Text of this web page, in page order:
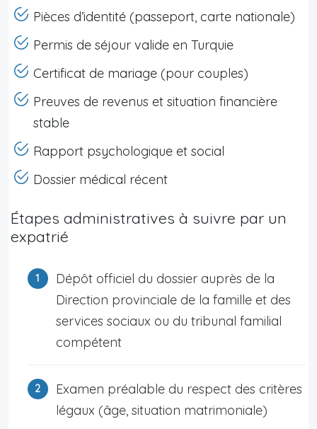
Pièces d’identité (passeport, carte nationale)
Permis de séjour valide en Turquie
Certificat de mariage (pour couples)
Preuves de revenus et situation financière
stable
Rapport psychologique et social
Dossier médical récent
Étapes administratives à suivre par un
expatrié
Dépôt officiel du dossier auprès de la
Direction provinciale de la famille et des
services sociaux ou du tribunal familial
compétent
Examen préalable du respect des critères
légaux (âge, situation matrimoniale)